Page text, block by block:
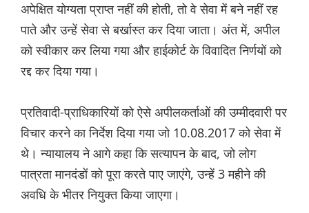
अपेक्षित योग्यता प्राप्त नहीं की होती, तो वे सेवा में बने नहीं रह
पाते और उन्हें सेवा से बर्खास्त कर दिया जाता। अंत में, अपील
को स्वीकार कर लिया गया और हाईकोर्ट के विवादित निर्णयों को
रद्द कर दिया गया।
प्रतिवादी-प्राधिकारियों को ऐसे अपीलकर्ताओं की उम्मीदवारी पर
विचार करने का निर्देश दिया गया जो 10.08.2017 को सेवा में
थे। न्यायालय ने आगे कहा कि सत्यापन के बाद, जो लोग
पात्रता मानदंडों को पूरा करते पाए जाएंगे, उन्हें 3 महीने की
अवधि के भीतर नियुक्त किया जाएगा।